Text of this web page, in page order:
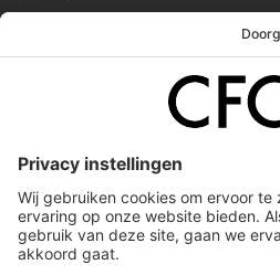
Vacatures
Service & Contact
Werken bij ons
Privacy Statement
Algemene Voorwaarden